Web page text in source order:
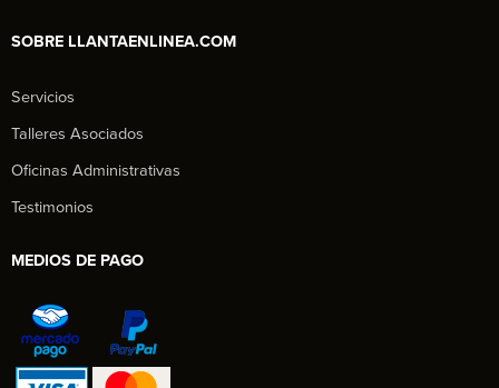
SOBRE LLANTAENLINEA.COM
Servicios
Talleres Asociados
Oficinas Administrativas
Testimonios
MEDIOS DE PAGO